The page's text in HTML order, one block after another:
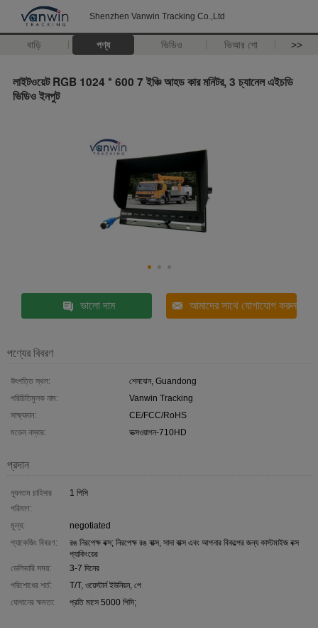
Shenzhen Vanwin Tracking Co.,Ltd
বাড়ি পণ্য ভিডিও ভিআর শো >>
লাইটওয়েট RGB 1024 * 600 7 ইঞ্চি আহড কার মনিটর, 3 চ্যানেল এইচডি
ভিডিও ইনপুট
ভালো দাম আমাদের সাথে যোগাযোগ করুন
পণ্যের বিবরণ
উৎপত্তি স্থল:
শেনঝেন, Guandong
পরিচিতিমুলক নাম:
Vanwin Tracking
সাক্ষ্যদান:
CE/FCC/RoHS
মডেল নম্বার:
ভক্সওয়াগন-710HD
প্রদান
ন্যূনতম চাহিদার
পরিমাণ:
1 পিসি
মূল্য:
negotiated
প্যাকেজিং বিবরণ:
রঙ নিরপেক্ষ বক্স; নিরপেক্ষ রঙ বাক্স, সাদা বাক্স এবং আপনার বিকল্পের জন্য কাস্টমাইজ বক্স
প্যাকিংয়ের
ডেলিভারি সময়:
3-7 দিনের
পরিশোধের শর্ত:
T/T, ওয়েস্টার্ন ইউনিয়ন, পে
যোগানের ক্ষমতা:
প্রতি মাসে 5000 পিসি;